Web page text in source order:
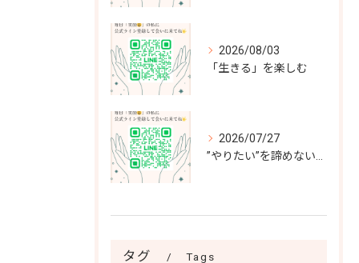
2026/08/03
「生きる」を楽しむ
2026/07/27
タグ Tags